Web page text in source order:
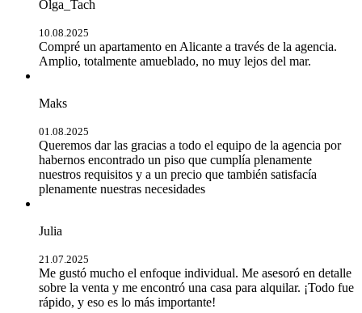
Olga_Tach
10.08.2025
Compré un apartamento en Alicante a través de la agencia.
Amplio, totalmente amueblado, no muy lejos del mar.
Maks
01.08.2025
Queremos dar las gracias a todo el equipo de la agencia por
habernos encontrado un piso que cumplía plenamente
nuestros requisitos y a un precio que también satisfacía
plenamente nuestras necesidades
Julia
21.07.2025
Me gustó mucho el enfoque individual. Me asesoró en detalle
sobre la venta y me encontró una casa para alquilar. ¡Todo fue
rápido, y eso es lo más importante!